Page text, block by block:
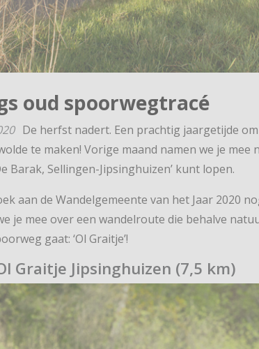
oud spoorwegtracé
De herfst nadert. Een prachtig jaargetijde
te maken! Vorige maand namen we je mee
Barak, Sellingen-Jipsinghuizen’ kunt lopen.
aan de Wandelgemeente van het Jaar 2020
je mee over een wandelroute die behalve
gaat: ‘Ol Graitje’!
Graitje Jipsinghuizen (7,5 km)